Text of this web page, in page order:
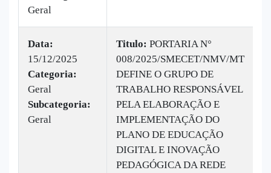
Geral
Data:
15/12/2025
Categoria:
Geral
Subcategoria:
Geral
Titulo: PORTARIA N°
008/2025/SMECET/NMV/MT
DEFINE O GRUPO DE
TRABALHO RESPONSÁVEL
PELA ELABORAÇÃO E
IMPLEMENTAÇÃO DO
PLANO DE EDUCAÇÃO
DIGITAL E INOVAÇÃO
PEDAGÓGICA DA REDE